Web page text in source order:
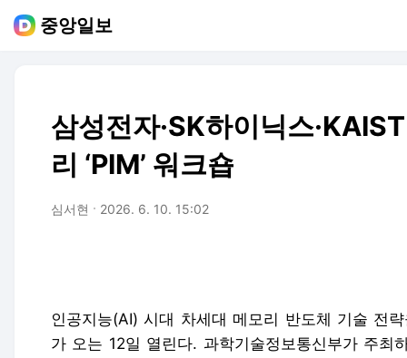
중앙일보
삼성전자·SK하이닉스
리 ‘PIM’ 워크숍
심서현 2026. 6. 10. 15:02
인공지능(AI) 시대 차세대 메모리 반도체 기술 전
가 오는 12일 열린다. 과학기술정보통신부가 주최